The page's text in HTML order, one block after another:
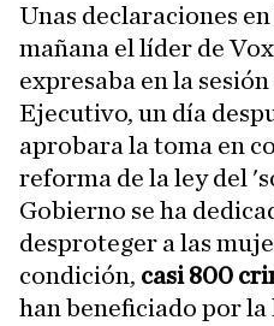
Unas declaraciones
mañana el líder de
expresaba en la
Ejecutivo, un día
aprobara la toma en
reforma de la ley del
Gobierno se ha
desproteger a las
condición, casi 800
han beneficiado por la